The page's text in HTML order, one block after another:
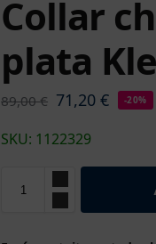
Collar
plata
89,00€ 71,20€ -20%
SKU: 1122329